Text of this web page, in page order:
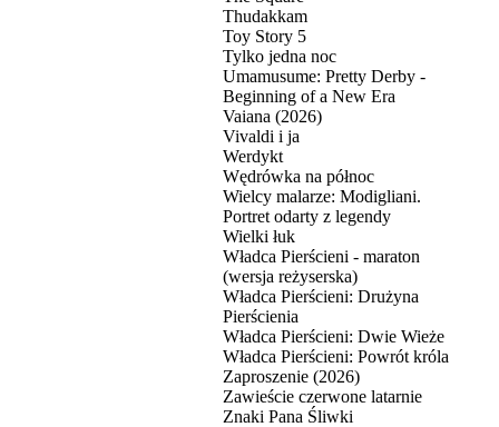
Thudakkam
Toy Story 5
Tylko jedna noc
Umamusume: Pretty Derby -
Beginning of a New Era
Vaiana (2026)
Vivaldi i ja
Werdykt
Wędrówka na północ
Wielcy malarze: Modigliani.
Portret odarty z legendy
Wielki łuk
Władca Pierścieni - maraton
(wersja reżyserska)
Władca Pierścieni: Drużyna
Pierścienia
Władca Pierścieni: Dwie Wieże
Władca Pierścieni: Powrót króla
Zaproszenie (2026)
Zawieście czerwone latarnie
Znaki Pana Śliwki